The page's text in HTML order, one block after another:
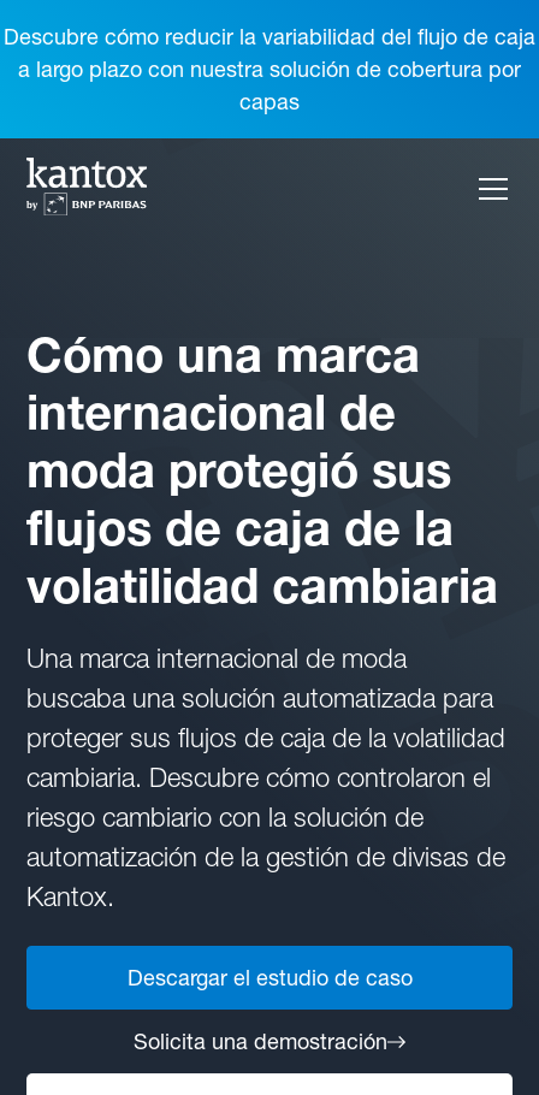
Descubre cómo reducir la variabilidad del flujo de caja
a largo plazo con nuestra solución de cobertura por
capas
Cómo una marca
internacional de
moda protegió sus
flujos de caja de la
volatilidad cambiaria
Una marca internacional de moda
buscaba una solución automatizada para
proteger sus flujos de caja de la volatilidad
cambiaria. Descubre cómo controlaron el
riesgo cambiario con la solución de
automatización de la gestión de divisas de
Kantox.
Descargar el estudio de caso
Solicita una demostración